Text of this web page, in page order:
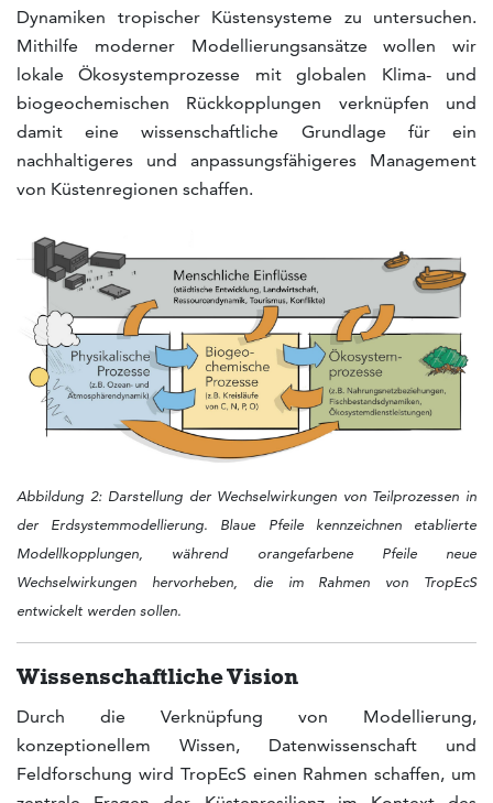
Dynamiken tropischer Küstensysteme zu untersuchen.
Mithilfe moderner Modellierungsansätze wollen wir
lokale Ökosystemprozesse mit globalen Klima- und
biogeochemischen Rückkopplungen verknüpfen und
damit eine wissenschaftliche Grundlage für ein
nachhaltigeres und anpassungsfähigeres Management
von Küstenregionen schaffen.
Abbildung 2: Darstellung der Wechselwirkungen von Teilprozessen in
der Erdsystemmodellierung. Blaue Pfeile kennzeichnen etablierte
Modellkopplungen, während orangefarbene Pfeile neue
Wechselwirkungen hervorheben, die im Rahmen von TropEcS
entwickelt werden sollen.
Wissenschaftliche Vision
Durch die Verknüpfung von Modellierung,
konzeptionellem Wissen, Datenwissenschaft und
Feldforschung wird TropEcS einen Rahmen schaffen, um